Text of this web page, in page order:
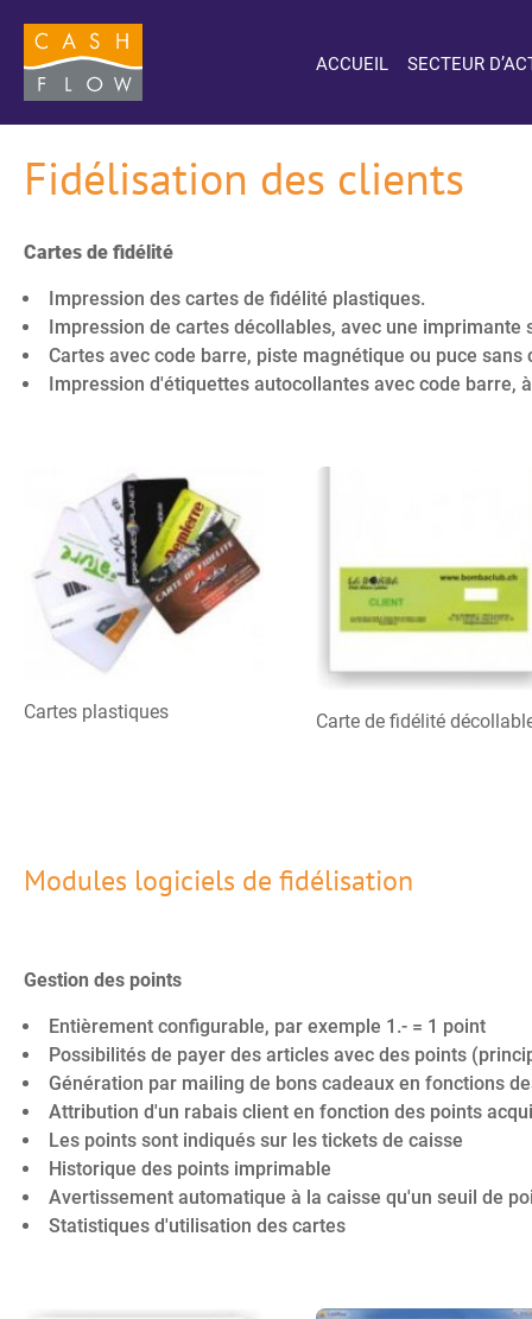
ACCUEIL SECTEUR
Fidélisation des clients
Cartes de fidélité
Impression des cartes de fidélité plastiques.
Impression de cartes décollables, avec une imprimante
Cartes avec code barre, piste magnétique ou puce sans
Impression d'étiquettes autocollantes avec code barre,
Cartes plastiques Carte de fidélité
Modules logiciels de fidélisation
Gestion des points
Entièrement configurable, par exemple 1.- = 1 point
Possibilités de payer des articles avec des points
Génération par mailing de bons cadeaux en fonctions
Attribution d'un rabais client en fonction des points
Les points sont indiqués sur les tickets de caisse
Historique des points imprimable
Avertissement automatique à la caisse qu'un seuil de
Statistiques d'utilisation des cartes